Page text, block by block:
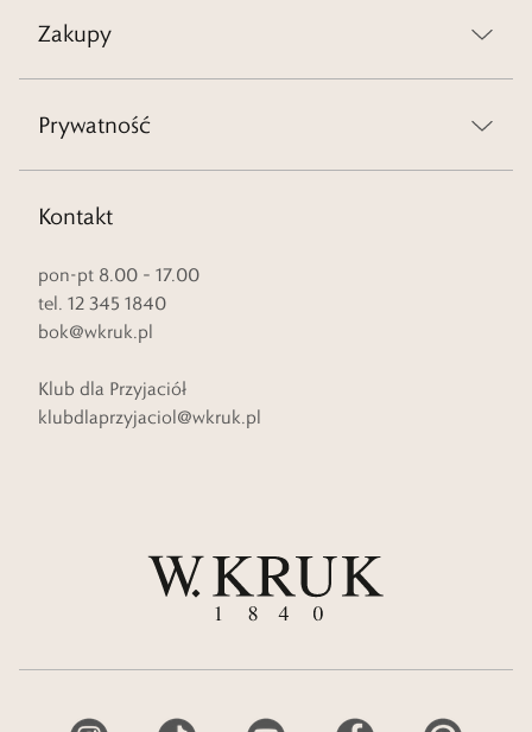
Zakupy
Prywatność
Kontakt
pon-pt 8.00 – 17.00
tel. 12 345 1840
bok@wkruk.pl
Klub dla Przyjaciół
klubdlaprzyjaciol@wkruk.pl